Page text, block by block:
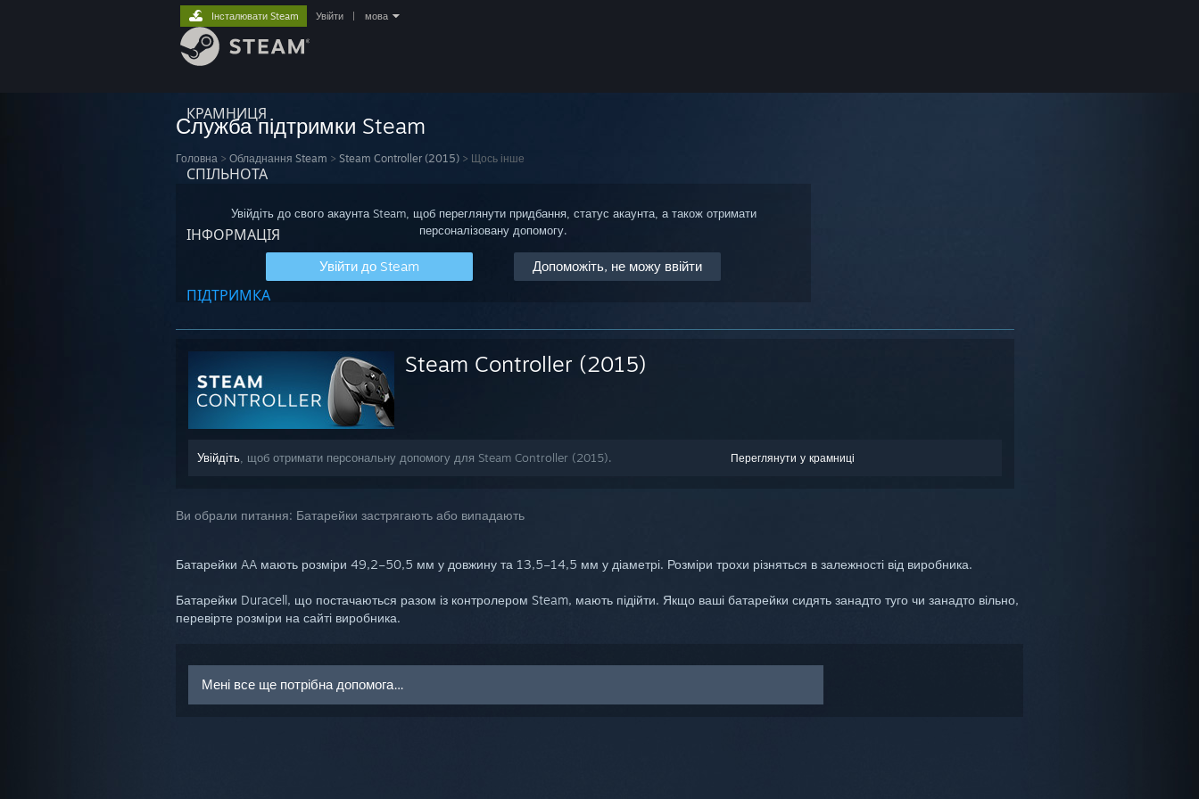
КРАМНИЦЯ
СПІЛЬНОТА
ІНФОРМАЦІЯ
ПІДТРИМКА
Інсталювати Steam Увійти мова
Служба підтримки Steam
Головна > Обладнання Steam > Steam Controller (2015) > Щось інше
Увійдіть до свого акаунта Steam, щоб переглянути придбання, статус акаунта, а також отримати
персоналізовану допомогу.
Увійти до Steam Допоможіть, не можу ввійти
Steam Controller (2015)
Переглянути у крамниці
Увійдіть , щоб отримати персональну допомогу для Steam Controller (2015).
Ви обрали питання: Батарейки застрягають або випадають
Батарейки AA мають розміри 49,2–50,5 мм у довжину та 13,5–14,5 мм у діаметрі. Розміри трохи різняться в залежності від виробника.
Батарейки Duracell, що постачаються разом із контролером Steam, мають підійти. Якщо ваші батарейки сидять занадто туго чи занадто вільно,
перевірте розміри на сайті виробника.
Мені все ще потрібна допомога…